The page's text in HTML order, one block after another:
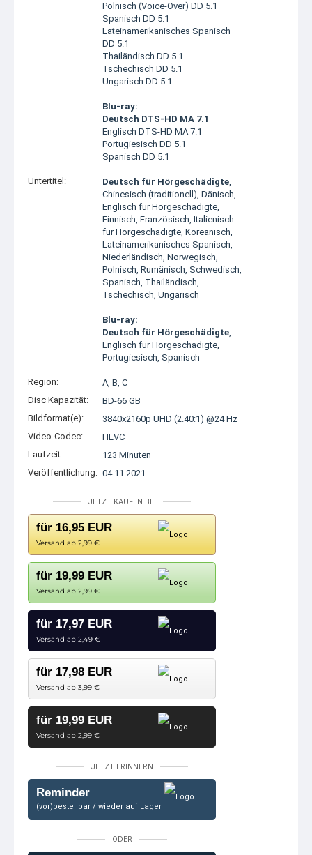
Polnisch (Voice-Over) DD 5.1
Spanisch DD 5.1
Lateinamerikanisches Spanisch
DD 5.1
Thailändisch DD 5.1
Tschechisch DD 5.1
Ungarisch DD 5.1
Blu-ray:
Deutsch DTS-HD MA 7.1
Englisch DTS-HD MA 7.1
Portugiesisch DD 5.1
Spanisch DD 5.1
Untertitel: Deutsch für Hörgeschädigte,
Chinesisch (traditionell), Dänisch,
Englisch für Hörgeschädigte,
Finnisch, Französisch, Italienisch
für Hörgeschädigte, Koreanisch,
Lateinamerikanisches Spanisch,
Niederländisch, Norwegisch,
Polnisch, Rumänisch, Schwedisch,
Spanisch, Thailändisch,
Tschechisch, Ungarisch
Blu-ray:
Deutsch für Hörgeschädigte,
Englisch für Hörgeschädigte,
Portugiesisch, Spanisch
Region:
A, B, C
Disc Kapazität:
BD-66 GB
Bildformat(e):
3840x2160p UHD (2.40:1) @24 Hz
Video-Codec:
HEVC
Laufzeit:
123 Minuten
Veröffentlichung: 04.11.2021
JETZT KAUFEN BEI
für 16,95 EUR
Versand ab 2,99 €
für 19,99 EUR
Versand ab 2,99 €
für 17,97 EUR
Versand ab 2,49 €
für 17,98 EUR
Versand ab 3,99 €
für 19,99 EUR
Versand ab 2,99 €
JETZT ERINNERN
Reminder
(vor)bestellbar / wieder auf Lager
ODER